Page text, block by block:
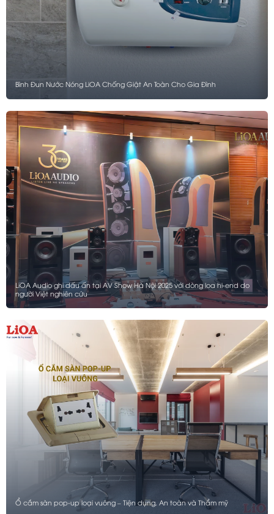
Bình Đun Nước Nóng LiOA Chống Giật An Toàn Cho Gia Đình
LiOA Audio ghi dấu ấn tại AV Show Hà Nội 2025 với dòng loa hi-end do
người Việt nghiên cứu
Ổ cắm sàn pop-up loại vuông – Tiện dụng, An toàn và Thẩm mỹ